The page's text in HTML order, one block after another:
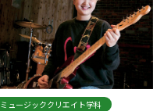
ミュージッククリエイト学科